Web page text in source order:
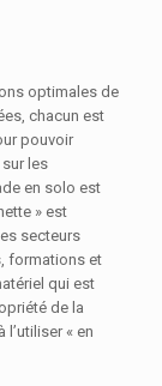
optimales de
chacun est
pouvoir
les
en solo est
» est
secteurs
formations et
qui est
de la
l’utiliser « en